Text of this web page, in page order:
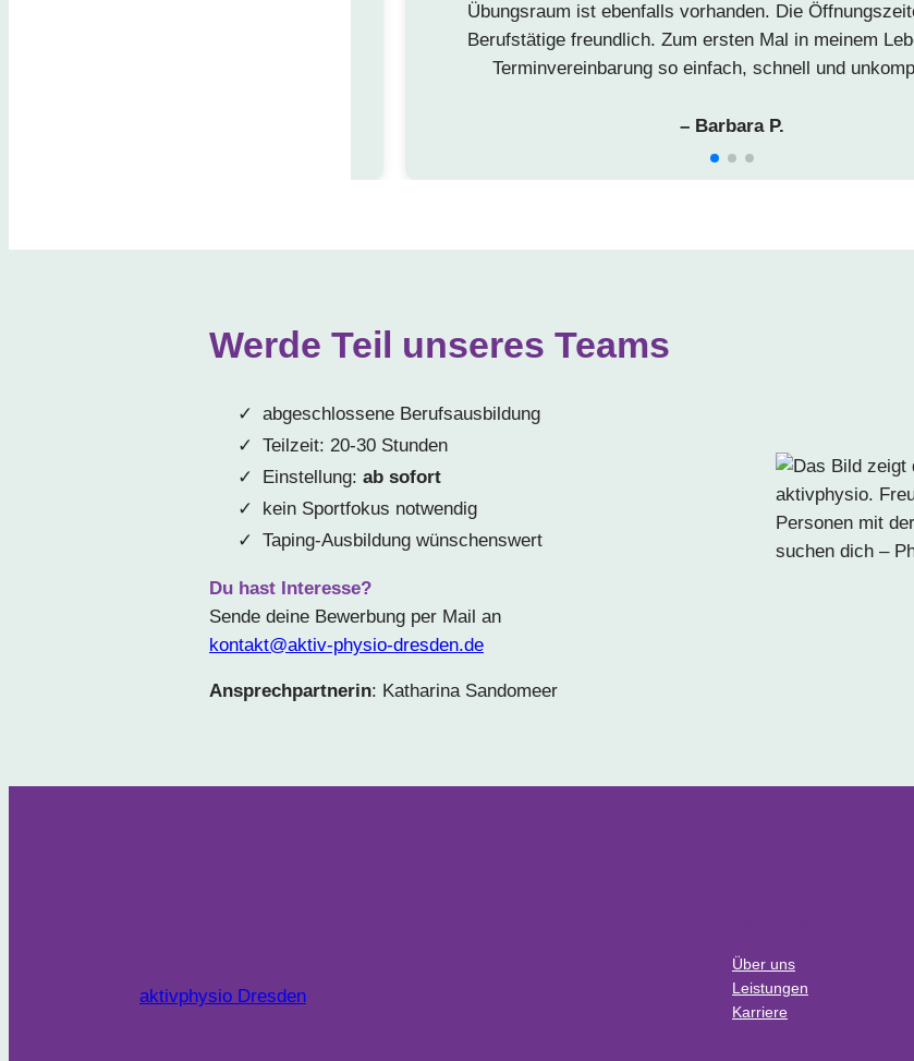
Übungsraum ist ebenfalls vorhanden. Die
Berufstätige freundlich. Zum ersten Mal in meinem
Terminvereinbarung so einfach, schnell und
– Barbara P.
Werde Teil unseres Teams
abgeschlossene Berufsausbildung
Teilzeit: 20-30 Stunden
Einstellung: ab sofort
kein Sportfokus notwendig
Taping-Ausbildung wünschenswert
Du hast Interesse?
Sende deine Bewerbung per Mail an
kontakt@aktiv-physio-dresden.de
Ansprechpartnerin: Katharina Sandomeer
aktivphysio Dresden
Über uns
Leistungen
Karriere